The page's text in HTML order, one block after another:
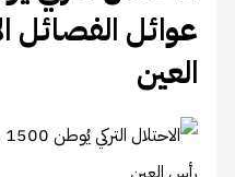
عوائل الفصائل
العين